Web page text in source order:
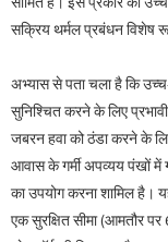
सक्रिय थर्मल प्रबंधन विशेष
अभ्यास से पता चला है कि
सुनिश्चित करने के लिए
जबरन हवा को ठंडा करने के
आवास के गर्मी अपव्यय पंखों में
का उपयोग करना शामिल है।
एक सुरक्षित सीमा (आमतौर